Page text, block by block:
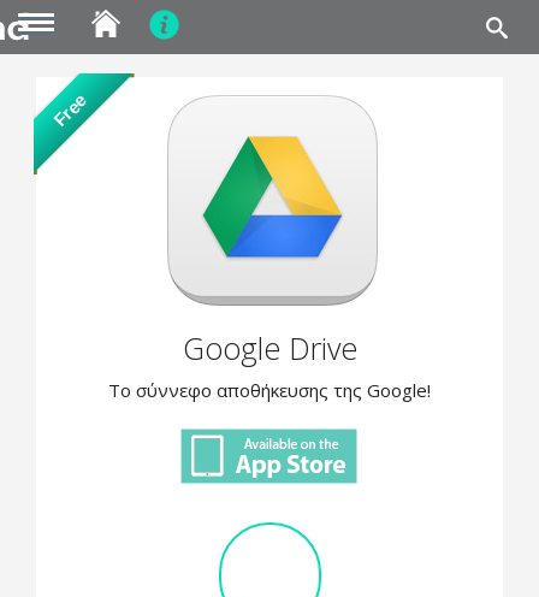
content
Free
Google Drive
Το σύννεφο αποθήκευσης της Google!